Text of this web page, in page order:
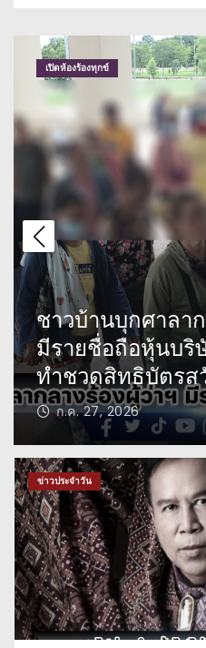
เทศบาล
เทียนพรร
คืบหน้าคุ
เด็ก 14 บ
ขับรถประ
โรงเรียน
โรงเรียน
ข่ายสภานั
ชาวบ้านบุ
หลังมีรา
คน ทำชว
รัฐ
สุดสลด 2
ติดไฟท้า
อุบัติเหตุ
สุดสลด 2 ชีวิตสัง
ติดไฟท้ายขับรถแ
ก.ค. 26, 2026
ข่าวประจำวัน